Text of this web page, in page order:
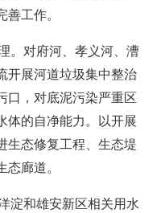
工作。
对府河、孝义河、漕
开展河道垃圾集中整治
口，对底泥污染严重区
体的自净能力。以开展
生态修复工程、生态堤
廊道。
和雄安新区相关用水